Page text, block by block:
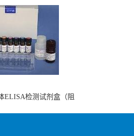
ELISA检测试剂盒（阻